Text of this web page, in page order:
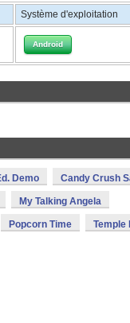
Système d'exploitation
Android
Demo Candy Crush
My Talking Angela
Popcorn Time Temple